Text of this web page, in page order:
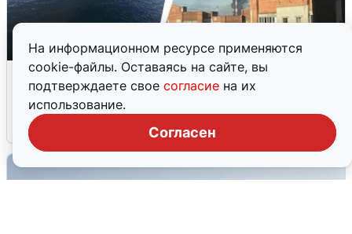
На информационном ресурсе применяются
cookie-файлы. Оставаясь на сайте, вы
подтверждаете свое согласие на их
использование.
Согласен
Ночная атака БПЛА на Ярославль:
попадания и последствия
6 августа